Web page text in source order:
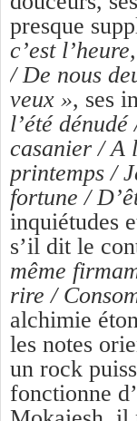
presque
c’est
/ De nous
veux », ses
l’été
casanier / A
printemps /
fortune /
inquiétudes
s’il dit le
même
rire /
alchimie
les notes
un rock
fonctionne